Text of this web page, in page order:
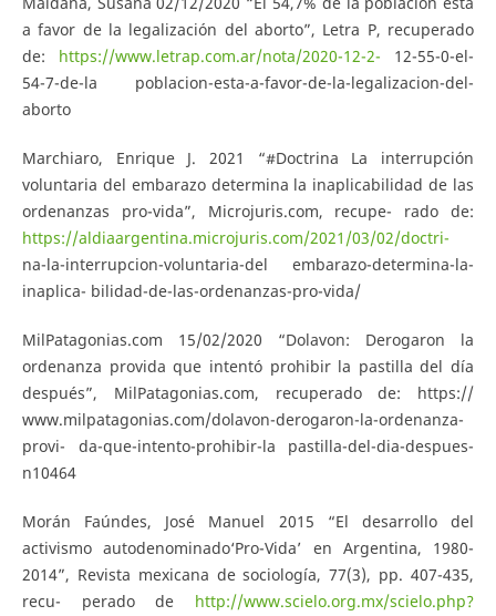
a favor de la legalización del aborto”, Letra P, recuperado
de: https://www.letrap.com.ar/nota/2020-12-2- 12-55-0-el-
54-7-de-la poblacion-esta-a-favor-de-la-legalizacion-del-
aborto
Marchiaro, Enrique J. 2021 “#Doctrina La interrupción
voluntaria del embarazo determina la inaplicabilidad de las
ordenanzas pro-vida”, Microjuris.com, recupe- rado de:
https://aldiaargentina.microjuris.com/2021/03/02/doctri-
na-la-interrupcion-voluntaria-del embarazo-determina-la-
inaplica- bilidad-de-las-ordenanzas-pro-vida/
MilPatagonias.com 15/02/2020 “Dolavon: Derogaron la
ordenanza provida que intentó prohibir la pastilla del día
después”, MilPatagonias.com, recuperado de: https://
www.milpatagonias.com/dolavon-derogaron-la-ordenanza-
provi- da-que-intento-prohibir-la pastilla-del-dia-despues-
n10464
Morán Faúndes, José Manuel 2015 “El desarrollo del
activismo autodenominado‘Pro-Vida’ en Argentina, 1980-
2014”, Revista mexicana de sociología, 77(3), pp. 407-435,
recu- perado de http://www.scielo.org.mx/scielo.php?